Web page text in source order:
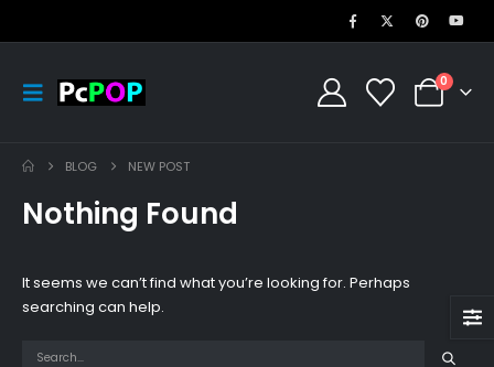
0
BLOG NEW POST
Nothing Found
It seems we can’t find what you’re looking for. Perhaps
searching can help.